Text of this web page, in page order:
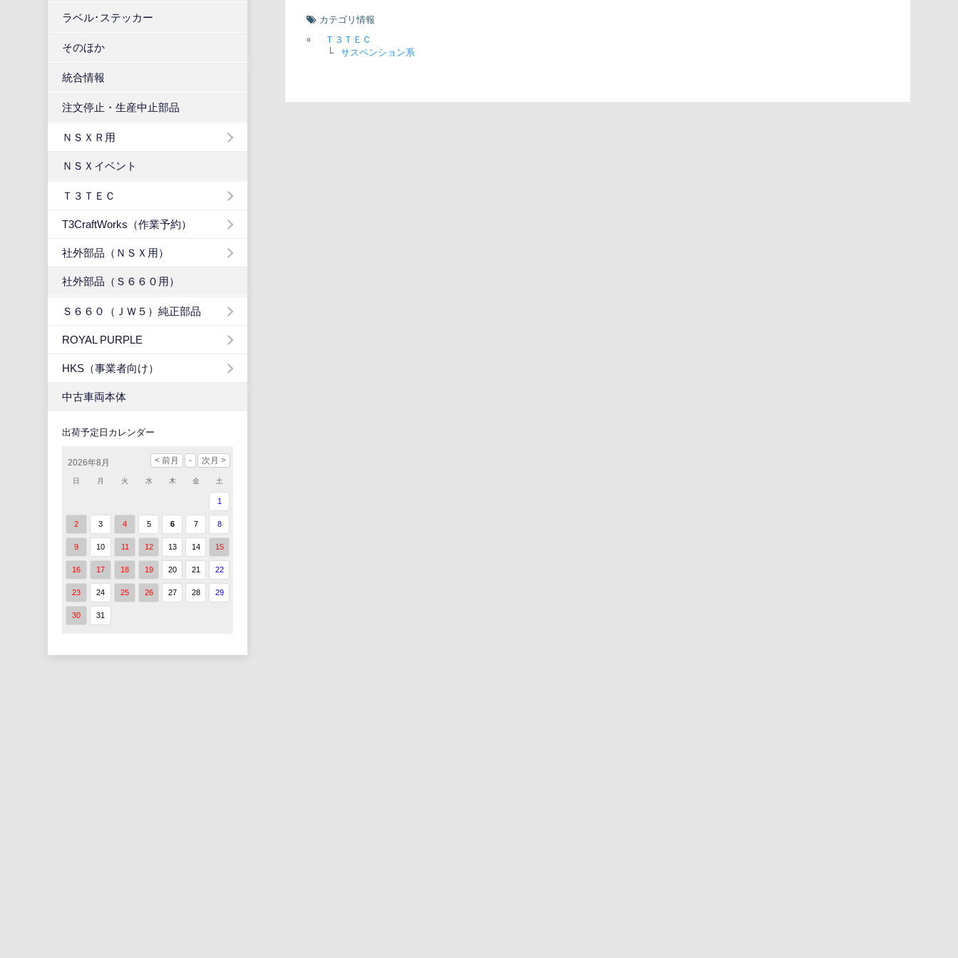
ラベル･ステッカー
そのほか
統合情報
注文停止・生産中止部品
ＮＳＸＲ用
ＮＳＸイベント
Ｔ３ＴＥＣ
T3CraftWorks（作業予約）
社外部品（ＮＳＸ用）
社外部品（Ｓ６６０用）
Ｓ６６０（ＪＷ５）純正部品
ROYAL PURPLE
HKS（事業者向け）
中古車両本体
出荷予定日カレンダー
2026年8月
日 月 火 水 木 金 土
1
2 3 4 5 6 7 8
9 10 11 12 13 14 15
16 17 18 19 20 21 22
23 24 25 26 27 28 29
30 31
カテゴリ情報
Ｔ３ＴＥＣ
└
サスペンション系